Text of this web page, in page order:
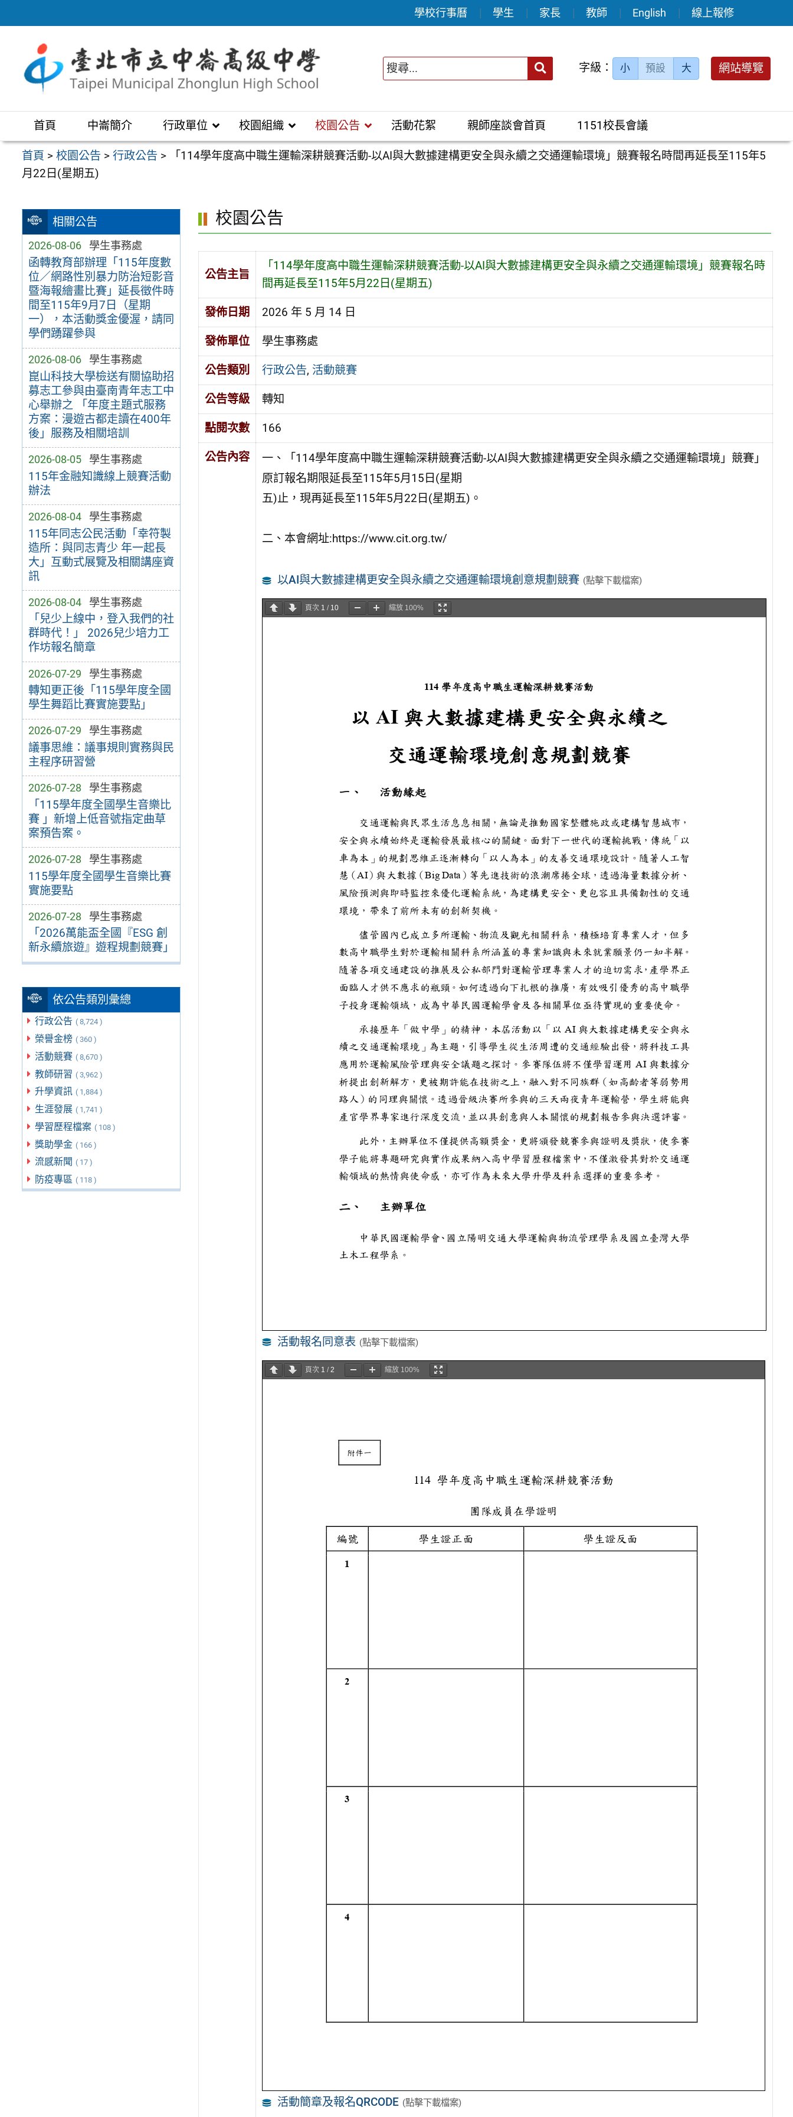
至
區
學校行事曆 學生 家長 教師 English 線上報修
送出 字級： 小 預設 大 網站導覽
首頁 中崙簡介 行政單位 校園組織 校園公告 活動花絮 親師座談會首頁 1151校長會議
首頁 >校園公告 >行政公告 >
「114學年度高中職生運輸深耕競賽活動-以AI與大數據建構更安全與永續之交通運輸環境」競賽報名時間再延長至115年5
月22日(星期五)
相關公告
2026-08-06 學生事務處
函轉教育部辦理「115年度數
位／網路性別暴力防治短影音
暨海報繪畫比賽」延長徵件時
間至115年9月7日（星期
一），本活動獎金優渥，請同
學們踴躍參與
2026-08-06 學生事務處
崑山科技大學檢送有關協助招
募志工參與由臺南青年志工中
心舉辦之 「年度主題式服務
方案：漫遊古都走讀在400年
後」服務及相關培訓
2026-08-05 學生事務處
115年金融知識線上競賽活動
辦法
2026-08-04 學生事務處
115年同志公民活動「幸符製
造所：與同志青少 年一起長
大」互動式展覽及相關講座資
訊
2026-08-04 學生事務處
「兒少上線中，登入我們的社
群時代！」 2026兒少培力工
作坊報名簡章
2026-07-29 學生事務處
轉知更正後「115學年度全國
學生舞蹈比賽實施要點」
2026-07-29 學生事務處
議事思維：議事規則實務與民
主程序研習營
2026-07-28 學生事務處
「115學年度全國學生音樂比
賽 」新增上低音號指定曲草
案預告案。
2026-07-28 學生事務處
115學年度全國學生音樂比賽
實施要點
2026-07-28 學生事務處
「2026萬能盃全國『ESG 創
新永續旅遊』遊程規劃競賽」
依公告類別彙總
行政公告 ( 8,724 )
榮譽金榜 ( 360 )
活動競賽 ( 8,670 )
教師研習 ( 3,962 )
升學資訊 ( 1,884 )
生涯發展 ( 1,741 )
學習歷程檔案 ( 108 )
獎助學金 ( 166 )
流感新聞 ( 17 )
防疫專區 ( 118 )
校園公告
公告主旨
「114學年度高中職生運輸深耕競賽活動-以AI與大數據建構更安全與永續之交通運輸環境」競賽報名時
間再延長至115年5月22日(星期五)
發佈日期 2026 年 5 月 14 日
發佈單位 學生事務處
公告類別 行政公告, 活動競賽
公告等級 轉知
點閱次數 166
公告內容
一、「114學年度高中職生運輸深耕競賽活動-以AI與大數據建構更安全與永續之交通運輸環境」競賽」
原訂報名期限延長至115年5月15日(星期
五)止，現再延長至115年5月22日(星期五)。
二、本會網址:https://www.cit.org.tw/
以AI與大數據建構更安全與永續之交通運輸環境創意規劃競賽 (點擊下載檔案)
頁次 1 / 10 縮放 100%
活動報名同意表 (點擊下載檔案)
頁次 1 / 2 縮放 100%
活動簡章及報名QRCODE (點擊下載檔案)